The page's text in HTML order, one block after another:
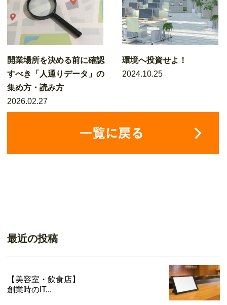
開業場所を決める前に確認
すべき「人通りデータ」の
集め方・読み方
2026.02.27
環境へ投資せよ！
2024.10.25
最近の投稿
【美容室・飲食店】
創業時のIT...